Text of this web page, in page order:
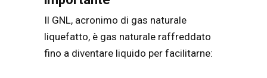
Il GNL, acronimo di gas naturale
liquefatto, è gas naturale raffreddato
fino a diventare liquido per facilitarne: